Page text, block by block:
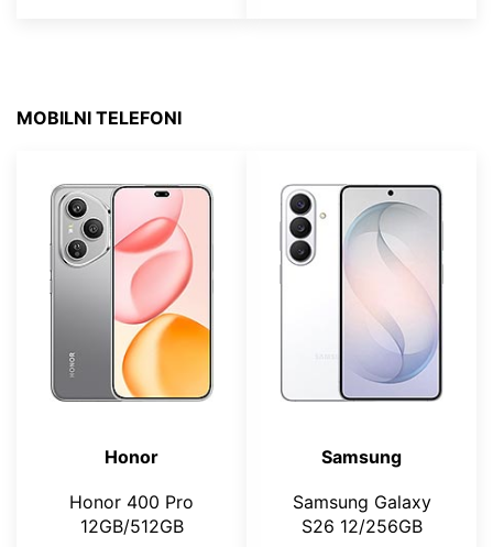
MOBILNI TELEFONI
Honor
Honor 400 Pro
12GB/512GB
Samsung
Samsung Galaxy
S26 12/256GB